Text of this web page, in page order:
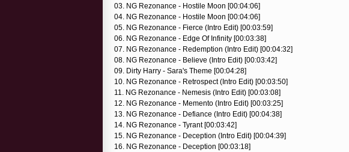
03. NG Rezonance - Hostile Moon [00:04:06]
04. NG Rezonance - Hostile Moon [00:04:06]
05. NG Rezonance - Fierce (Intro Edit) [00:03:59]
06. NG Rezonance - Edge Of Infinity [00:03:38]
07. NG Rezonance - Redemption (Intro Edit) [00:04:32]
08. NG Rezonance - Believe (Intro Edit) [00:03:42]
09. Dirty Harry - Sara's Theme [00:04:28]
10. NG Rezonance - Retrospect (Intro Edit) [00:03:50]
11. NG Rezonance - Nemesis (Intro Edit) [00:03:08]
12. NG Rezonance - Memento (Intro Edit) [00:03:25]
13. NG Rezonance - Defiance (Intro Edit) [00:04:38]
14. NG Rezonance - Tyrant [00:03:42]
15. NG Rezonance - Deception (Intro Edit) [00:04:39]
16. NG Rezonance - Deception [00:03:18]